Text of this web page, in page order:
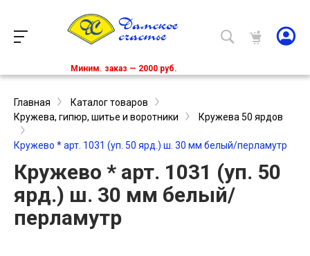
Миним. заказ — 2000 руб.
Главная
Каталог товаров
Кружева, гипюр, шитье и воротники
Кружева 50 ярдов
Кружево * арт. 1031 (уп. 50 ярд.) ш. 30 мм белый/перламутр
Кружево * арт. 1031 (уп. 50
ярд.) ш. 30 мм белый/
перламутр